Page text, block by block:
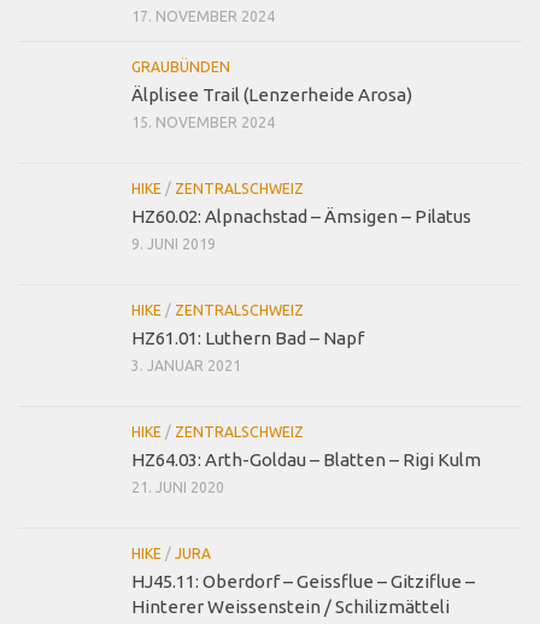
17. NOVEMBER 2024
GRAUBÜNDEN
Älplisee Trail (Lenzerheide Arosa)
15. NOVEMBER 2024
HIKE / ZENTRALSCHWEIZ
HZ60.02: Alpnachstad – Ämsigen – Pilatus
9. JUNI 2019
HIKE / ZENTRALSCHWEIZ
HZ61.01: Luthern Bad – Napf
3. JANUAR 2021
HIKE / ZENTRALSCHWEIZ
HZ64.03: Arth-Goldau – Blatten – Rigi Kulm
21. JUNI 2020
HIKE / JURA
HJ45.11: Oberdorf – Geissflue – Gitziflue –
Hinterer Weissenstein / Schilizmätteli